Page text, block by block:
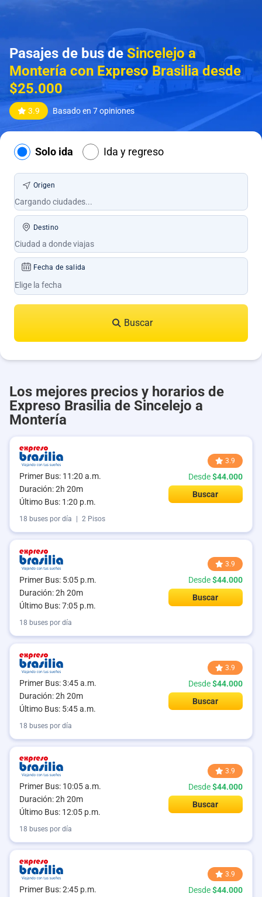
Pasajes de bus de Sincelejo a
Montería con Expreso Brasilia desde
$25.000
3.9 Basado en 7 opiniones
Solo ida Ida y regreso
Origen
Destino
Fecha de salida
Buscar
Los mejores precios y horarios de
Expreso Brasilia de Sincelejo a
Montería
Primer Bus: 11:20 a.m.
Duración: 2h 20m
Último Bus: 1:20 p.m.
3.9
Desde$44.000
Buscar
18 buses por día 2 Pisos
Primer Bus: 5:05 p.m.
Duración: 2h 20m
Último Bus: 7:05 p.m.
3.9
Desde$44.000
Buscar
18 buses por día
Primer Bus: 3:45 a.m.
Duración: 2h 20m
Último Bus: 5:45 a.m.
3.9
Desde$44.000
Buscar
18 buses por día
Primer Bus: 10:05 a.m.
Duración: 2h 20m
Último Bus: 12:05 p.m.
3.9
Desde$44.000
Buscar
18 buses por día
Primer Bus: 2:45 p.m.
3.9
Desde$44.000